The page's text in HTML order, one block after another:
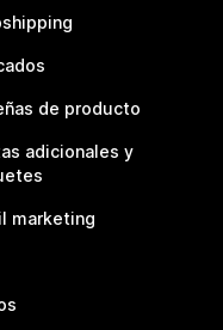
de producto
adicionales y
marketing